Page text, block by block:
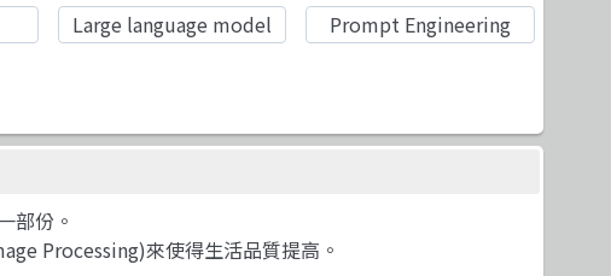
CMOS
物聯網 IoT
Prentice Hall
Large language model
Prompt Engineering
部份。
Processing)來使得生活品質提高。